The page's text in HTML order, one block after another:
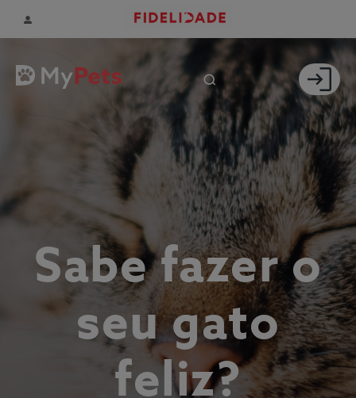
Sabe fazer o
seu gato
feliz?